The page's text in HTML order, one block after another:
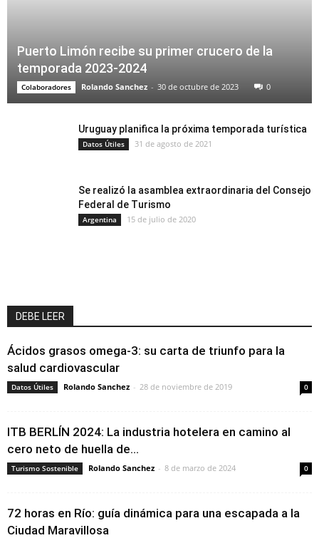
Puerto Limón recibe su primer crucero de la
temporada 2023-2024
Colaboradores Rolando Sanchez - 30 de octubre de 2023 0
Uruguay planifica la próxima temporada turística
Datos Útiles 31 de agosto de 2021
Se realizó la asamblea extraordinaria del Consejo
Federal de Turismo
Argentina 15 de julio de 2020
DEBE LEER
Ácidos grasos omega-3: su carta de triunfo para la
salud cardiovascular
Datos Útiles Rolando Sanchez - 28 de noviembre de 2019 0
ITB BERLÍN 2024: La industria hotelera en camino al
cero neto de huella de...
Turismo Sostenible Rolando Sanchez - 8 de marzo de 2024 0
72 horas en Río: guía dinámica para una escapada a la
Ciudad Maravillosa